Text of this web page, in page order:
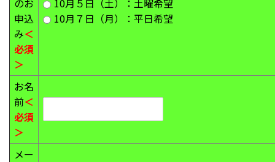
のお
申込
み＜
必須
＞
10月５日（土）：土曜希望
10月７日（月）：平日希望
お名
前＜
必須
＞
メー